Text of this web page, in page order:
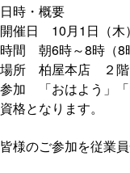
日時・概要
開催日 10月1日（木）
時間 朝6時～8時（8
場所 柏屋本店 ２階
参加 「おはよう」「
資格となります。
皆様のご参加を従業